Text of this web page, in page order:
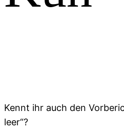
Kennt ihr auch den
leer“?